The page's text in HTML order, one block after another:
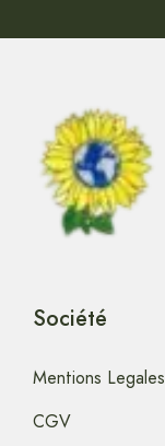
Société
Mentions Legales
CGV